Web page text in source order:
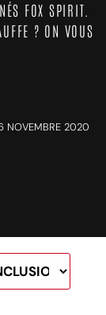
FOX SPIRIT.
? ON VOUS
NOVEMBRE 2020